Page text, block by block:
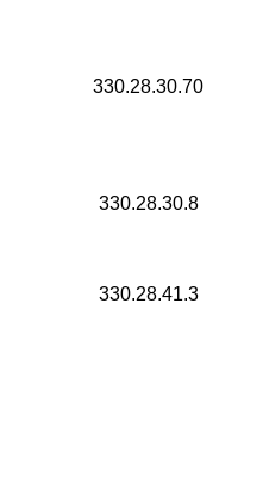
330.28.30.70
330.28.30.8
330.28.41.3